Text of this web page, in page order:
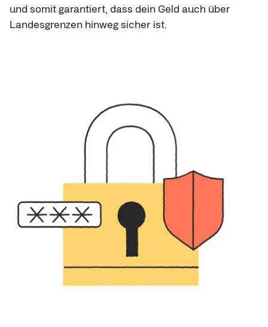
und somit garantiert, dass dein Geld auch über
Landesgrenzen hinweg sicher ist.